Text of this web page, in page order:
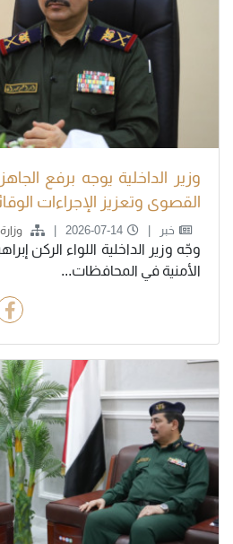
وزير الداخلية يوجه برفع
القصوى وتعزيز الإجراءات
خبر 2026-07-14
وجّه وزير الداخلية اللواء الركن
الأمنية في المحافظات...